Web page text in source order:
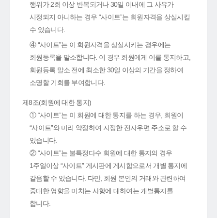
행위가 2회 이상 반복되거나 30일 이내에 그 사유가
시정되지 아니하는 경우 “사이트”는 회원자격을 상실시킬
수 있습니다.
④ “사이트”는 이 회원자격을 상실시키는 경우에는
회원등록을 말소합니다. 이 경우 회원에게 이를 통지하고,
회원등록 말소 전에 최소한 30일 이상의 기간을 정하여
소명할 기회를 부여합니다.
제8조(회원에 대한 통지)
① “사이트”는 이 회원에 대한 통지를 하는 경우, 회원이
“사이트”와 미리 약정하여 지정한 전자우편 주소로 할 수
있습니다.
② “사이트”는 불특정다수 회원에 대한 통지의 경우
1주일이상 “사이트” 게시판에 게시함으로서 개별 통지에
갈음할 수 있습니다. 다만, 회원 본인의 거래와 관련하여
중대한 영향을 미치는 사항에 대하여는 개별통지를
합니다.